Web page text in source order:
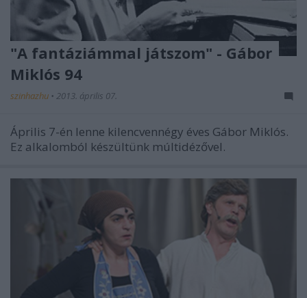
"A fantáziámmal játszom" - Gábor
Miklós 94
szinhazhu • 2013. április 07.
Április 7-én lenne kilencvennégy éves Gábor Miklós.
Ez alkalomból készültünk múltidézővel.